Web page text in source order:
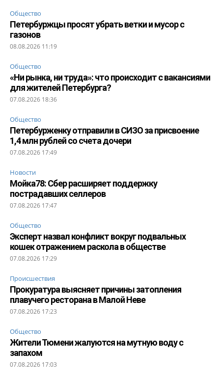
Общество
Петербуржцы просят убрать ветки и мусор с
газонов
08.08.2026 11:19
Общество
«Ни рынка, ни труда»: что происходит с вакансиями
для жителей Петербурга?
07.08.2026 18:36
Общество
Петербурженку отправили в СИЗО за присвоение
1,4 млн рублей со счета дочери
07.08.2026 17:49
Новости
Мойка78: Сбер расширяет поддержку
пострадавших селлеров
07.08.2026 17:47
Общество
Эксперт назвал конфликт вокруг подвальных
кошек отражением раскола в обществе
07.08.2026 17:29
Происшествия
Прокуратура выясняет причины затопления
плавучего ресторана в Малой Неве
07.08.2026 17:23
Общество
Жители Тюмени жалуются на мутную воду с
запахом
07.08.2026 17:03